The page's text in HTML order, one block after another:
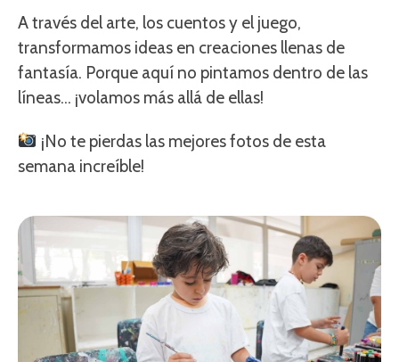
A través del arte, los cuentos y el juego,
transformamos ideas en creaciones llenas de
fantasía. Porque aquí no pintamos dentro de las
líneas… ¡volamos más allá de ellas!
¡No te pierdas las mejores fotos de esta
semana increíble!